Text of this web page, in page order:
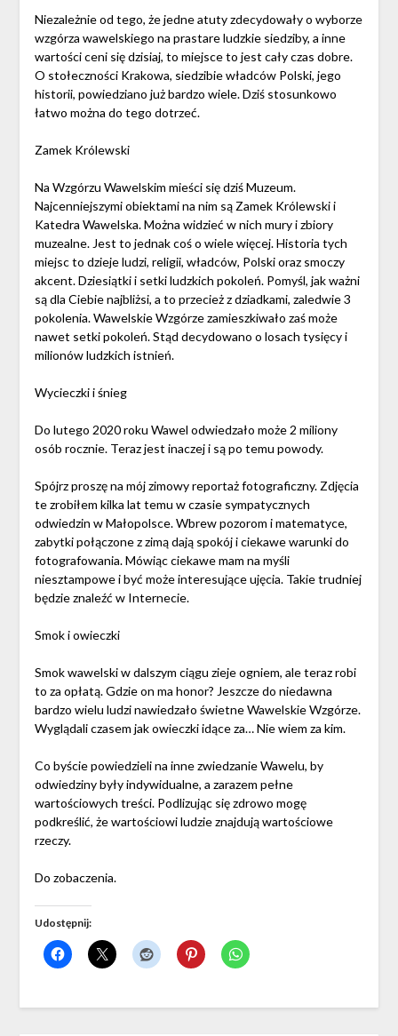
Niezależnie od tego, że jedne atuty zdecydowały o wyborze
wzgórza wawelskiego na prastare ludzkie siedziby, a inne
wartości ceni się dzisiaj, to miejsce to jest cały czas dobre.
O stołeczności Krakowa, siedzibie władców Polski, jego
historii, powiedziano już bardzo wiele. Dziś stosunkowo
łatwo można do tego dotrzeć.
Zamek Królewski
Na Wzgórzu Wawelskim mieści się dziś Muzeum.
Najcenniejszymi obiektami na nim są Zamek Królewski i
Katedra Wawelska. Można widzieć w nich mury i zbiory
muzealne. Jest to jednak coś o wiele więcej. Historia tych
miejsc to dzieje ludzi, religii, władców, Polski oraz smoczy
akcent. Dziesiątki i setki ludzkich pokoleń. Pomyśl, jak ważni
są dla Ciebie najbliżsi, a to przecież z dziadkami, zaledwie 3
pokolenia. Wawelskie Wzgórze zamieszkiwało zaś może
nawet setki pokoleń. Stąd decydowano o losach tysięcy i
milionów ludzkich istnień.
Wycieczki i śnieg
Do lutego 2020 roku Wawel odwiedzało może 2 miliony
osób rocznie. Teraz jest inaczej i są po temu powody.
Spójrz proszę na mój zimowy reportaż fotograficzny. Zdjęcia
te zrobiłem kilka lat temu w czasie sympatycznych
odwiedzin w Małopolsce. Wbrew pozorom i matematyce,
zabytki połączone z zimą dają spokój i ciekawe warunki do
fotografowania. Mówiąc ciekawe mam na myśli
niesztampowe i być może interesujące ujęcia. Takie trudniej
będzie znaleźć w Internecie.
Smok i owieczki
Smok wawelski w dalszym ciągu zieje ogniem, ale teraz robi
to za opłatą. Gdzie on ma honor? Jeszcze do niedawna
bardzo wielu ludzi nawiedzało świetne Wawelskie Wzgórze.
Wyglądali czasem jak owieczki idące za… Nie wiem za kim.
Co byście powiedzieli na inne zwiedzanie Wawelu, by
odwiedziny były indywidualne, a zarazem pełne
wartościowych treści. Podlizując się zdrowo mogę
podkreślić, że wartościowi ludzie znajdują wartościowe
rzeczy.
Do zobaczenia.
Udostępnij: